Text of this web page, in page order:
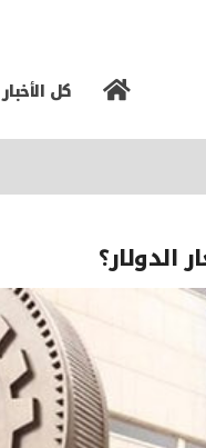
كل الأخبار